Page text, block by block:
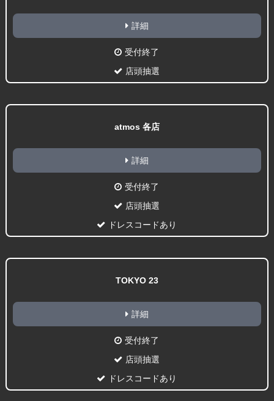
詳細
受付終了
店頭抽選
atmos 各店
詳細
受付終了
店頭抽選
ドレスコードあり
TOKYO 23
詳細
受付終了
店頭抽選
ドレスコードあり